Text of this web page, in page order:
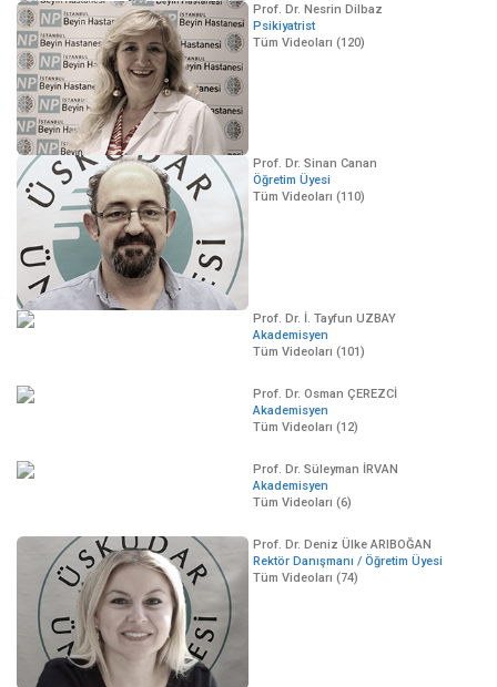
Prof. Dr. Nesrin Dilbaz
Psikiyatrist
Tüm Videoları (120)
Prof. Dr. Sinan Canan
Öğretim Üyesi
Tüm Videoları (110)
Prof. Dr. İ. Tayfun UZBAY
Akademisyen
Tüm Videoları (101)
Prof. Dr. Osman ÇEREZCİ
Akademisyen
Tüm Videoları (12)
Prof. Dr. Süleyman İRVAN
Akademisyen
Tüm Videoları (6)
Prof. Dr. Deniz Ülke ARIBOĞAN
Rektör Danışmanı / Öğretim Üyesi
Tüm Videoları (74)